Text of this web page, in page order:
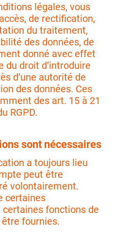
légales, vous
de rectification,
du traitement,
des données, de
donné avec effet
du droit d’introduire
d’une autorité de
des données. Ces
des art. 15 à 21
RGPD.
sont nécessaires
a toujours lieu
peut être
volontairement.
certaines
fonctions de
fournies.